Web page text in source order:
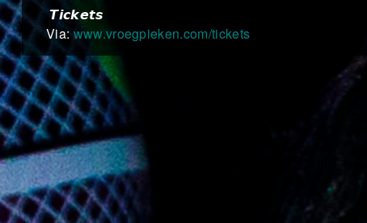
𝙏𝙞𝙘𝙠𝙚𝙩𝙨
Via: www.vroegpieken.com/tickets